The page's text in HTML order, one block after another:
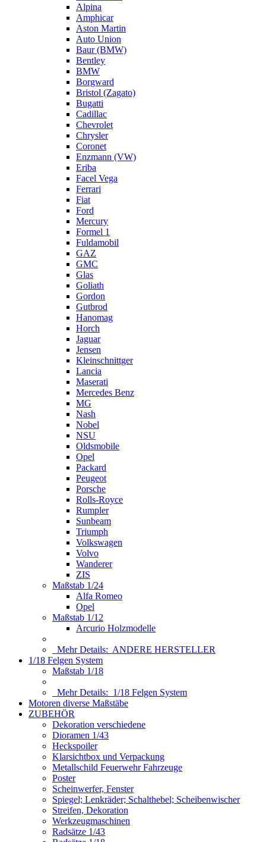
Alpina
Amphicar
Aston Martin
Auto Union
Baur (BMW)
Bentley
BMW
Borgward
Bristol (Zagato)
Bugatti
Cadillac
Chevrolet
Chrysler
Coronet
Enzmann (VW)
Eriba
Facel Vega
Ferrari
Fiat
Ford
Mercury
Formel 1
Fuldamobil
GAZ
GMC
Glas
Goliath
Gordon
Gutbrod
Hanomag
Horch
Jaguar
Jensen
Kleinschnittger
Lancia
Maserati
Mercedes Benz
MG
Nash
Nobel
NSU
Oldsmobile
Opel
Packard
Peugeot
Porsche
Rolls-Royce
Rumpler
Sunbeam
Triumph
Volkswagen
Volvo
Wanderer
ZIS
Maßstab 1/24
Alfa Romeo
Opel
Maßstab 1/12
Arcurio Holzmodelle
Mehr Details: ANDERE HERSTELLER
1/18 Felgen System
Maßstab 1/18
Mehr Details: 1/18 Felgen System
Motoren diverse Maßstäbe
ZUBEHÖR
Dekoration verschiedene
Dioramen 1/43
Heckspoiler
Klarsichtbox und Verpackung
Metallschild Feuerwehr Fahrzeuge
Poster
Scheinwerfer, Fenster
Spiegel; Lenkräder; Schalthebel; Scheibenwischer
Streifen, Dekoration
Werkzeugmaschinen
Radsätze 1/43